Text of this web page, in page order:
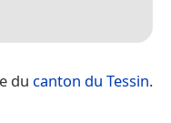
du canton du Tessin.